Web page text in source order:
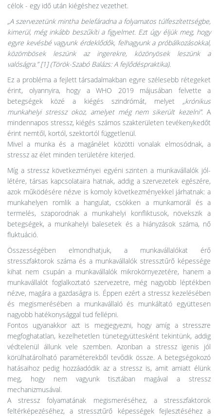
célok - egy idő után kiégéshez vezethet.
„A szervezetünk mintha belefáradna a folyamatos túlfeszítettségbe,
kimerül, még inkább beszűkíti a figyelmet. Ezt úgy éljük meg, hogy
egyre kevésbé vagyunk érdeklődők, felhagyunk a próbálkozásokkal,
közömbösek leszünk az ingerekre, közönyösek leszünk a
valóságra.” [1] (Török-Szabó Balázs: A fejlődéspraktika).
Ez a probléma a fejlett társadalmakban egyre szélesebb rétegeket
érint, olyannyira, hogy a WHO 2019 májusában felvette a
betegségek közé a kiégés szindrómát, melyet „krónikus
munkahelyi stressz okoz, amelyet még nem sikerült kezelni”. A
mindennapos stressz, kiégés számos szakterületen tevékenykedőt
érint nemtől, kortól, szektortól függetlenül.
Mivel a munka és a magánélet közötti vonalak elmosódnak, a
stressz az élet minden területére kiterjed.
Míg a stressz következményei egyéni szinten a munkavállalók jól-
létére, társas kapcsolataira hatnak, addig a szervezetek egészére,
azok működésére nézve is komoly következményekkel járhatnak: a
munkahelyen romlik a hangulat, csökken a munkamorál és a
termelés, szaporodnak a munkahelyi konfliktusok, növekszik a
betegségek, a munkahelyi balesetek és a hiányzások száma, nő
fluktuáció.
Összességében elmondhatjuk, a munkavállalókat érő
stresszfaktorok száma és a munkavállalók stressztűrő képessége
kihat nem csupán a munkavállalók mikrokörnyezetére, hanem a
munkavállalót foglalkoztató szervezetre, még nagyobb léptékben
nézve, magára a gazdaságra is. Éppen ezért a stressz kezelésében
és megismerésében a munkavállaló és munkáltató együttesen
nagyobb hatékonysággal tud fellépni.
Fontos ugyanakkor azt is megjegyezni, hogy amíg a stresszre
megfoghatatlan, kezelhetetlen tünetegyüttesként tekintünk, addig
védtelenül állunk vele szemben. Azonban a stressz igenis jól
körülhatárolható paraméterekből tevődik össze. A betegségokozó
hatásaihoz pedig hozzáadódik az a stressz is, amit amiatt élünk
meg, hogy nem vagyunk tisztában magával a stressz
mechanizmusával.
A stressz folyamatának megismeréséhez, a stresszfaktorok
feltérképezéséhez, a stressztűrő képességek fejlesztéséhez a